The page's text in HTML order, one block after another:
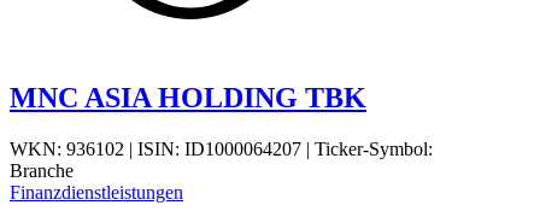
MNC ASIA HOLDING TBK
WKN: 936102 | ISIN: ID1000064207 | Ticker-Symbol:
Branche
Finanzdienstleistungen